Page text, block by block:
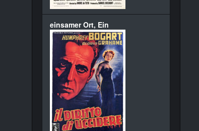
einsamer Ort, Ein